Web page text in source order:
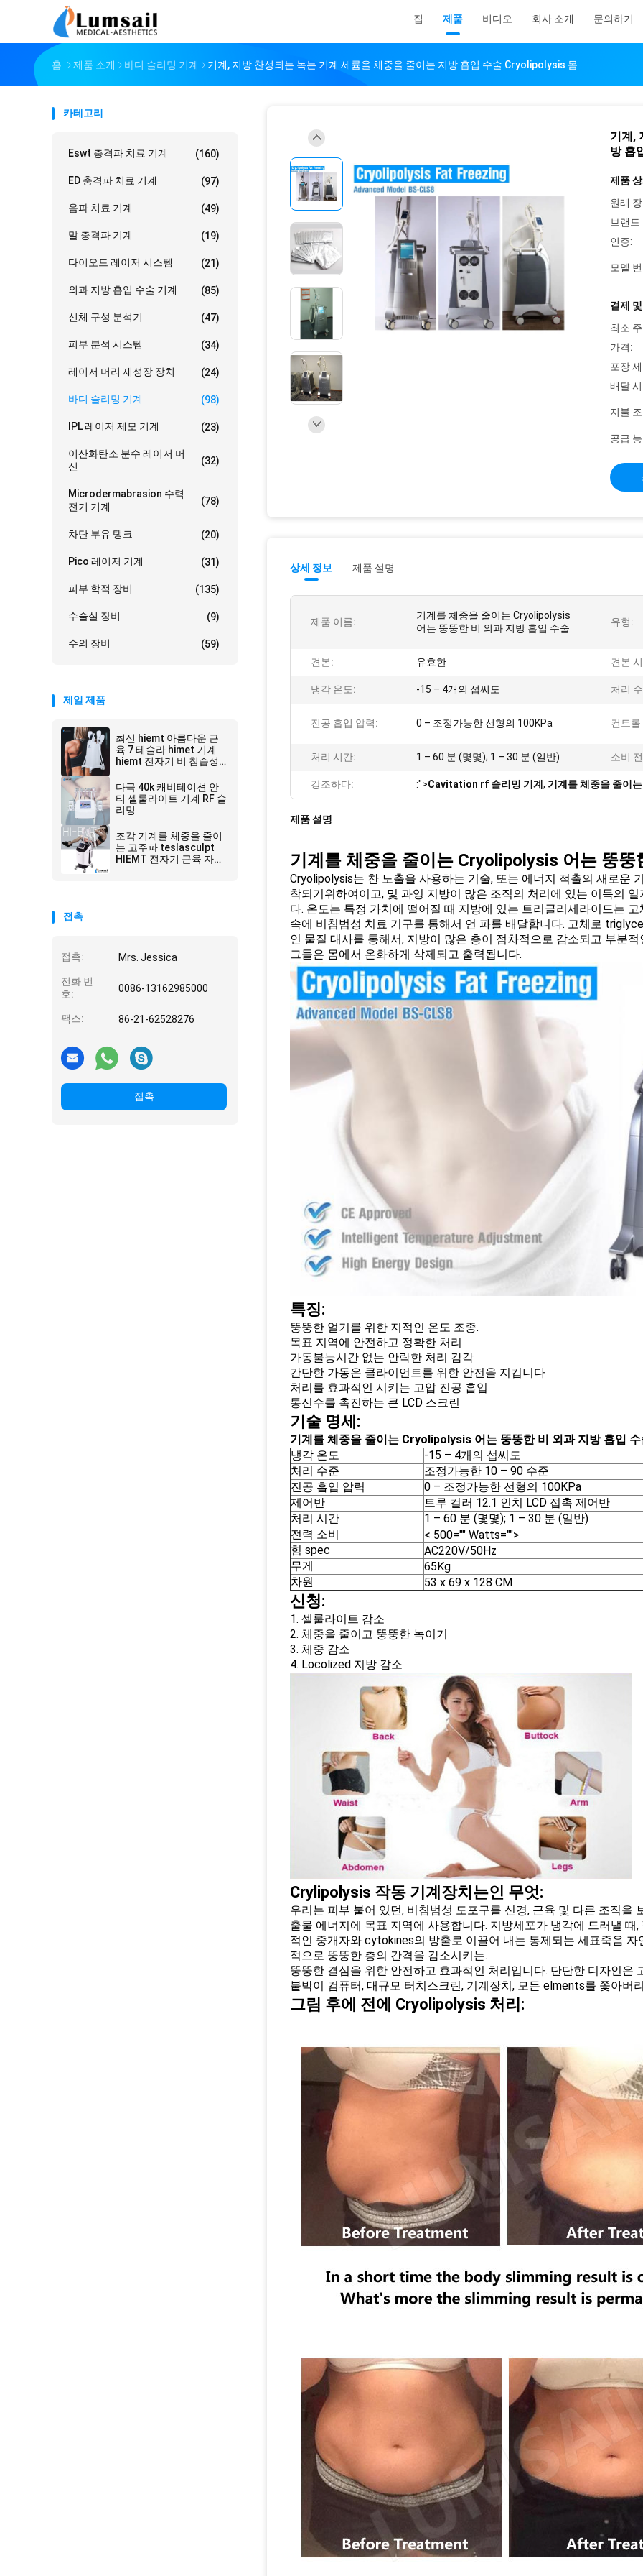
집 제품 비디오 회사 소개 문의하기
홈 제품 소개 바디 슬리밍 기계 기계, 지방 찬성되는 녹는 기계 세륨을 체중을 줄이는 지방 흡입 수술 Cryolipolysis 몸
카테고리
Eswt 충격파 치료 기계 (160)
ED 충격파 치료 기계 (97)
음파 치료 기계 (49)
말 충격파 기계 (19)
다이오드 레이저 시스템 (21)
외과 지방 흡입 수술 기계 (85)
신체 구성 분석기 (47)
피부 분석 시스템 (34)
레이저 머리 재성장 장치 (24)
바디 슬리밍 기계 (98)
IPL 레이저 제모 기계 (23)
이산화탄소 분수 레이저 머
신
(32)
Microdermabrasion 수력
전기 기계
(78)
차단 부유 탱크 (20)
Pico 레이저 기계 (31)
피부 학적 장비 (135)
수술실 장비 (9)
수의 장비 (59)
제일 제품
최신 hiemt 아름다운 근
육 7 테슬라 himet 기계
hiemt 전자기 비 침습성
다극 40k 캐비테이션 안
티 셀룰라이트 기계 RF 슬
리밍
조각 기계를 체중을 줄이
는 고주파 teslasculpt
HIEMT 전자기 근육 자극
접촉
접촉: Mrs. Jessica
전화 번
호:
0086-13162985000
팩스: 86-21-62528276
접촉
기계,
방 흡
제품
원래
브랜드
인증:
모델
결제
최소
가격:
포장
배달
지불
공급
상세 정보 제품 설명
제품 이름:
기계를 체중을 줄이는 Cryolipolysis
어는 뚱뚱한 비 외과 지방 흡입 수술
유형:
견본: 유효한 견본
냉각 온도: -15 – 4개의 섭씨도 처리
진공 흡입 압력: 0 – 조정가능한 선형의 100KPa 컨트
처리 시간: 1 – 60 분 (몇몇); 1 – 30 분 (일반) 소비
강조하다: :">Cavitation rf 슬리밍 기계 , 기계를 체중을 줄이
제품 설명
기계를 체중을 줄이는 Cryolipolysis 어는 뚱뚱
Cryolipolysis는 찬 노출을 사용하는 기술, 또는 에너지 적출의 새로운
착되기위하여이고, 및 과잉 지방이 많은 조직의 처리에 있는 이득의
다. 온도는 특정 가치에 떨어질 때 지방에 있는 트리글리세라이드는
속에 비침범성 치료 기구를 통해서 언 파를 배달합니다. 고체로
인 물질 대사를 통해서, 지방이 많은 층이 점차적으로 감소되고 부분
그들은 몸에서 온화하게 삭제되고 출력됩니다.
특징:
뚱뚱한 얼기를 위한 지적인 온도 조종.
목표 지역에 안전하고 정확한 처리
가동불능시간 없는 안락한 처리 감각
간단한 가동은 클라이언트를 위한 안전을 지킵니다
처리를 효과적인 시키는 고압 진공 흡입
통신수를 촉진하는 큰 LCD 스크린
기술 명세:
기계를 체중을 줄이는 Cryolipolysis 어는 뚱뚱한 비 외과 지방 흡입
냉각 온도
-15 – 4개의 섭씨도
처리 수준
조정가능한 10 – 90 수준
진공 흡입 압력
0 – 조정가능한 선형의 100KPa
제어반
트루 컬러 12.1 인치 LCD 접촉 제어반
처리 시간
1 – 60 분 (몇몇); 1 – 30 분 (일반)
전력 소비
< 500="" Watts="">
힘 spec
AC220V/50Hz
무게
65Kg
차원
53 x 69 x 128 CM
신청:
1. 셀룰라이트 감소
2. 체중을 줄이고 뚱뚱한 녹이기
3. 체중 감소
4. Locolized 지방 감소
Crylipolysis 작동 기계장치는인 무엇:
우리는 피부 붙어 있던, 비침범성 도포구를 신경, 근육 및 다른 조직을
출물 에너지에 목표 지역에 사용합니다. 지방세포가 냉각에 드러낼
적인 중개자와 cytokines의 방출로 이끌어 내는 통제되는 세표죽음
적으로 뚱뚱한 층의 간격을 감소시키는.
뚱뚱한 결심을 위한 안전하고 효과적인 처리입니다. 단단한 디자인은
붙박이 컴퓨터, 대규모 터치스크린, 기계장치, 모든 elments를 쫓아버
그림 후에 전에 Cryolipolysis 처리: